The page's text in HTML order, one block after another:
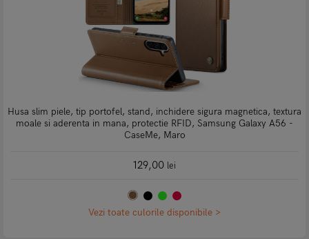
Husa slim piele, tip portofel, stand, inchidere sigura magnetica, textura
moale si aderenta in mana, protectie RFID, Samsung Galaxy A56 -
CaseMe, Maro
129,00 lei
Vezi toate culorile disponibile >